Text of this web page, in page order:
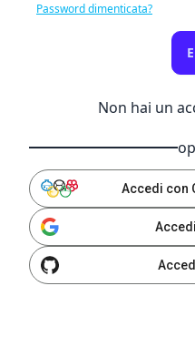
Password dimenticata?
Non hai un
Accedi con